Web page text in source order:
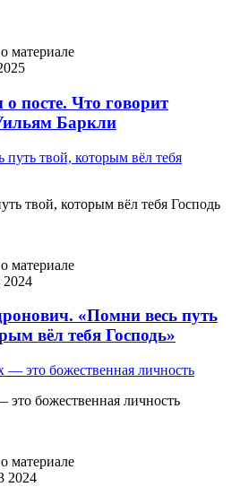
материале
посте. Что говорит
Баркли
твой, которым вёл тебя Господь
материале
2024
«Помни весь путь
вёл тебя Господь»
божественная личность
материале
2024